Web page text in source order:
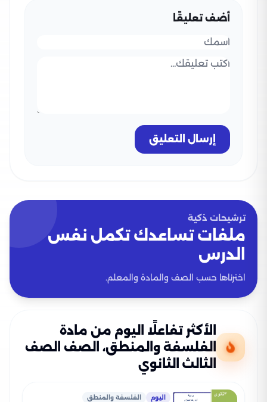
أضف تعليقًا
إرسال التعليق
ترشيحات ذكية
ملفات تساعدك تكمل نفس
الدرس
اخترناها حسب الصف والمادة والمعلم.
الأكثر تفاعلًا اليوم من مادة
الفلسفة والمنطق، الصف الصف
الثالث الثانوي
اليوم الفلسفة والمنطق